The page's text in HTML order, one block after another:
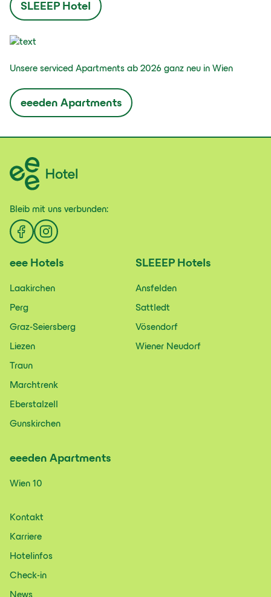
SLEEEP Hotel
Unsere serviced Apartments ab 2026 ganz neu in Wien
eeeden Apartments
Bleib mit uns verbunden:
eee Hotels
Laakirchen
Perg
Graz-Seiersberg
Liezen
Traun
Marchtrenk
Eberstalzell
Gunskirchen
SLEEEP Hotels
Ansfelden
Sattledt
Vösendorf
Wiener Neudorf
eeeden Apartments
Wien 10
Kontakt
Karriere
Hotelinfos
Check-in
News